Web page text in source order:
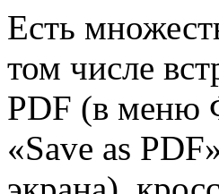
Есть
том числе
PDF (в меню
«Save as